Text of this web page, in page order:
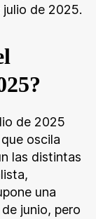
julio de 2025.
de 2025
oscila
las distintas
una
junio, pero